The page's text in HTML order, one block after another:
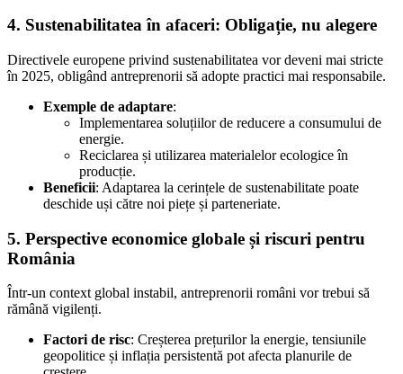
4. Sustenabilitatea în afaceri: Obligație, nu alegere
Directivele europene privind sustenabilitatea vor deveni mai stricte
în 2025, obligând antreprenorii să adopte practici mai responsabile.
Exemple de adaptare:
Implementarea soluțiilor de reducere a consumului de
energie.
Reciclarea și utilizarea materialelor ecologice în
producție.
Beneficii: Adaptarea la cerințele de sustenabilitate poate
deschide uși către noi piețe și parteneriate.
5. Perspective economice globale și riscuri pentru
România
Într-un context global instabil, antreprenorii români vor trebui să
rămână vigilenți.
Factori de risc: Creșterea prețurilor la energie, tensiunile
geopolitice și inflația persistentă pot afecta planurile de